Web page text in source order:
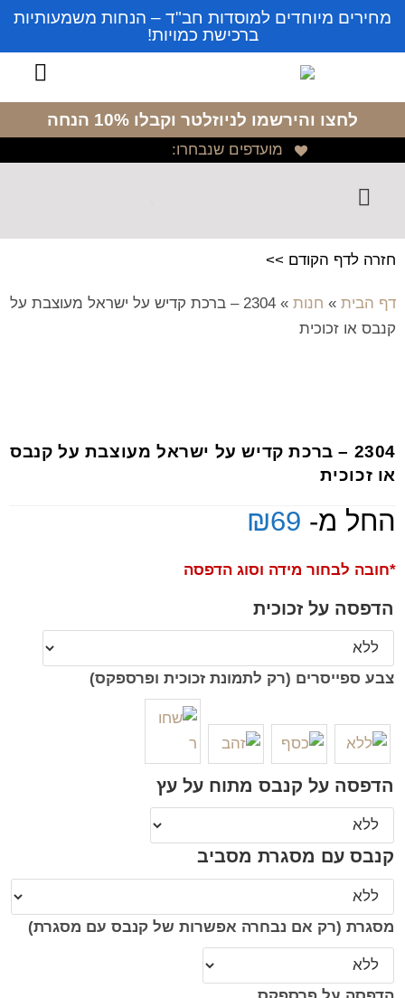
מחירים מיוחדים למוסדות חב"ד – הנחות משמעותיות
ברכישת כמויות!
לחצו והירשמו לניוזלטר וקבלו 10% הנחה
מועדפים שנבחרו:
חזרה לדף הקודם >>
דף הבית » חנות »
2304 – ברכת קדיש על ישראל מעוצבת על
קנבס או זכוכית
2304 – ברכת קדיש על ישראל מעוצבת על קנבס
או זכוכית
החל מ- ₪69
*חובה לבחור מידה וסוג הדפסה
הדפסה על זכוכית
צבע ספייסרים (רק לתמונת זכוכית ופרספקס)
הדפסה על קנבס מתוח על עץ
קנבס עם מסגרת מסביב
מסגרת (רק אם נבחרה אפשרות של קנבס עם מסגרת)